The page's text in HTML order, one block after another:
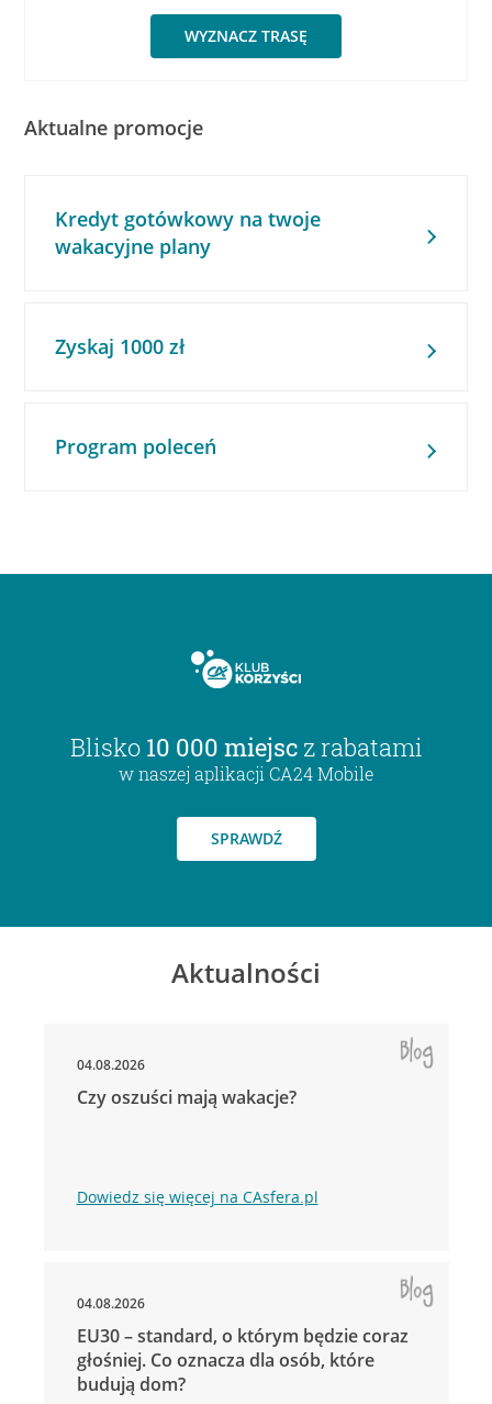
WYZNACZ TRASĘ
Aktualne promocje
Kredyt gotówkowy na twoje
wakacyjne plany
Zyskaj 1000 zł
Program poleceń
Blisko 10 000 miejsc z rabatami
w naszej aplikacji CA24 Mobile
SPRAWDŹ
Aktualności
04.08.2026
Czy oszuści mają wakacje?
Dowiedz się więcej na CAsfera.pl
04.08.2026
EU30 – standard, o którym będzie coraz
głośniej. Co oznacza dla osób, które
budują dom?